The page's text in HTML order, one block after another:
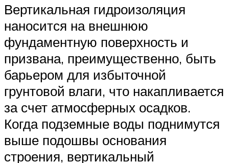
Вертикальная гидроизоляция
наносится на внешнюю
фундаментную поверхность и
призвана, преимущественно, быть
барьером для избыточной
грунтовой влаги, что накапливается
за счет атмосферных осадков.
Когда подземные воды поднимутся
выше подошвы основания
строения, вертикальный